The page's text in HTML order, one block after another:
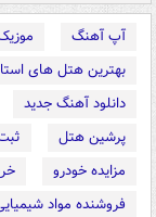
آپ آهنگ
بهترین هتل های
دانلود آهنگ جدید
پرشین هتل
مزایده خودرو
فروشنده مواد